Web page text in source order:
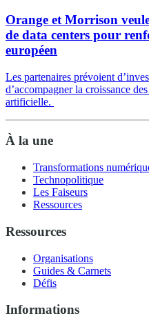
Orange et Morrison
de data centers pour
européen
Les partenaires prévoient
d’accompagner la croissance
artificielle.
À la une
Transformations
Technopolitique
Les Faiseurs
Ressources
Ressources
Organisations
Guides & Carnets
Défis
Informations